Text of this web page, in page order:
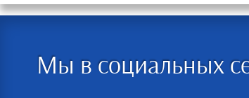
Мы в социальных